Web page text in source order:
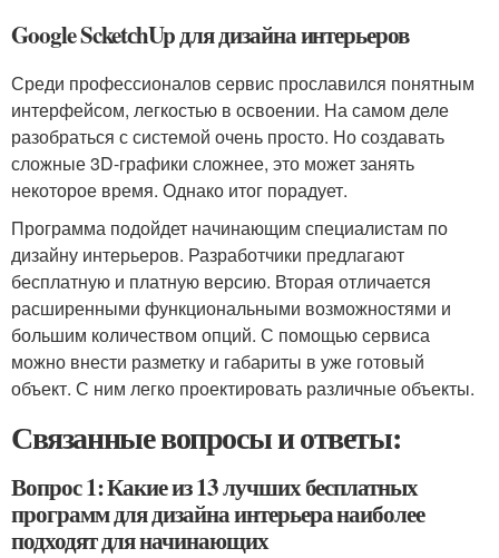
Google ScketсhUp для дизайна интерьеров
Среди профессионалов сервис прославился понятным
интерфейсом, легкостью в освоении. На самом деле
разобраться с системой очень просто. Но создавать
сложные 3D-графики сложнее, это может занять
некоторое время. Однако итог порадует.
Программа подойдет начинающим специалистам по
дизайну интерьеров. Разработчики предлагают
бесплатную и платную версию. Вторая отличается
расширенными функциональными возможностями и
большим количеством опций. С помощью сервиса
можно внести разметку и габариты в уже готовый
объект. С ним легко проектировать различные объекты.
Связанные вопросы и ответы:
Вопрос 1: Какие из 13 лучших бесплатных
программ для дизайна интерьера наиболее
подходят для начинающих